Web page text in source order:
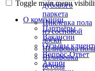
Toggle main menu
О компании
Партнёры
Вакансии
Отзывы
Вопрос-Ответ
Акции
дубового
паркета
Циклевка пола
из сосновой
доски
Шлифовка пола
Шлифовка
бетона